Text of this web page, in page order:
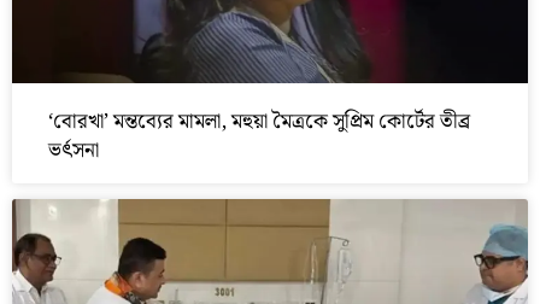
‘বোরখা’ মন্তব্যের মামলা, মহুয়া মৈত্রকে সুপ্রিম কোর্টের তীব্র
ভর্ৎসনা